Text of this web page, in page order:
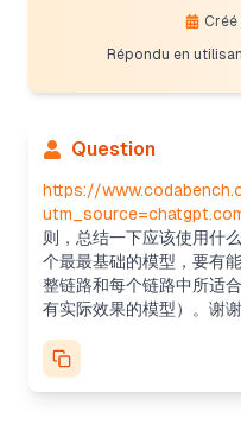
Créé
Répondu en
Question
https://
则，总结一下应该使用什
个最最基础的模型，要有
整链路和每个链路中所适
有实际效果的模型）。谢谢